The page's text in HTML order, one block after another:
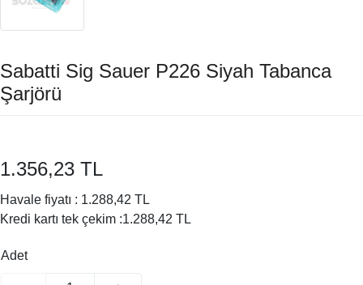
Sabatti Sig Sauer P226 Siyah Tabanca
Şarjörü
1.356,23 TL
Havale fiyatı : 1.288,42 TL
Kredi kartı tek çekim :1.288,42 TL
Adet